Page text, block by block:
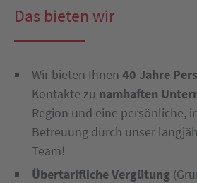
Das bieten wir
Wir bieten Ihnen 40 Jahre
Kontakte zu namhaften
Region und eine persönliche,
Betreuung durch unser
Team!
Übertarifliche Vergütung